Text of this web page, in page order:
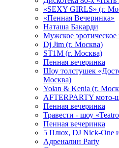
«SEXY GIRLS» (г.
«Пенная Вечеринка»
Hаташа Бакарди
Мужское
Dj Jim (г. Москва)
ST1M (г. Москва)
Пенная вечеринка
Шоу толстушек
Москва)
Yolan & Kenia (г.
AFTERPARTY мото-
Пенная вечеринка
Травести - шоу
Пенная вечеринка
5 Плюх, DJ Nick-One
Адреналин Party